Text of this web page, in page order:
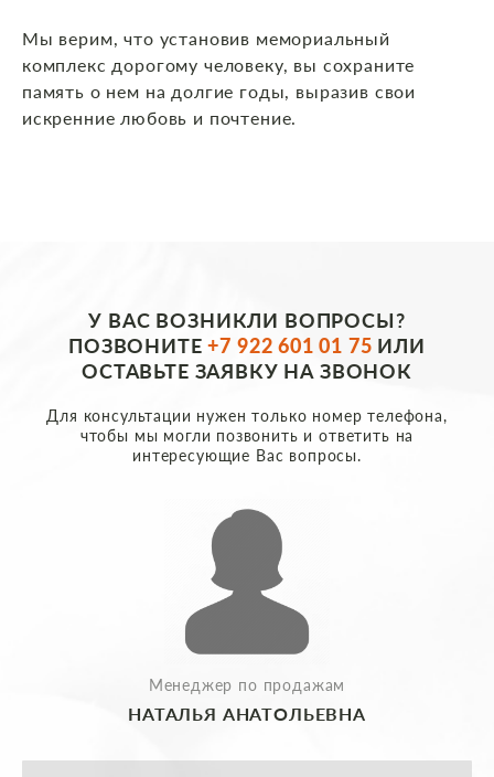
Мы верим, что установив мемориальный
комплекс дорогому человеку, вы сохраните
память о нем на долгие годы, выразив свои
искренние любовь и почтение.
У ВАС ВОЗНИКЛИ ВОПРОСЫ?
ПОЗВОНИТЕ+7 922 601 01 75 ИЛИ
ОСТАВЬТЕ ЗАЯВКУ НА ЗВОНОК
Для консультации нужен только номер телефона,
чтобы мы могли позвонить и ответить на
интересующие Вас вопросы.
Менеджер по продажам
НАТАЛЬЯ АНАТОЛЬЕВНА